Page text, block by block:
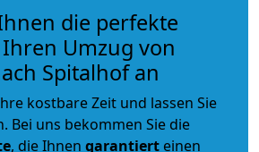
die perfekte
Umzug von
Spitalhof an
kostbare Zeit und lassen Sie
Bei uns bekommen Sie die
, die Ihnen garantiert einen